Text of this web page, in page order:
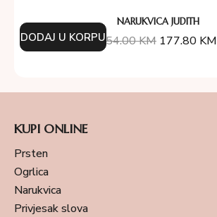
NARUKVICA JUDITH
254.00KM 177.80 KM
DODAJ U KORPU
KUPI ONLINE
Prsten
Ogrlica
Narukvica
Privjesak slova